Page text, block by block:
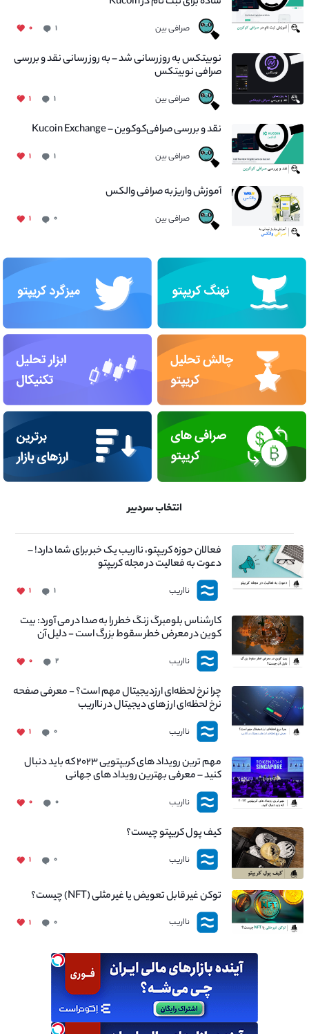
صرافی بین ۱ ۰
نوبیتکس به روزرسانی شد – به روز رسانی نقد و بررسی
صرافی نوبیتکس
صرافی بین ۱ ۱
نقد و بررسی صرافی‌کوکوین – Kucoin Exchange
صرافی بین ۱ ۱
آموزش واریز به صرافی والکس
صرافی بین ۰ ۱
انتخاب سردبیر
فعالان حوزه کریپتو، نااریب یک خبر برای شما دارد! –
دعوت به فعالیت در مجله کریپتو
نااریب ۱ ۱
کارشناس بلومبرگ زنگ خطر را به صدا در می آورد: بیت
کوین در معرض خطر سقوط بزرگ است - دلیل آن
چیست؟
نااریب ۲ ۰
چرا نرخ لحظه‌ای ارزدیجیتال مهم است؟ - معرفی صفحه
نرخ لحظه‌ای ارز های دیجیتال در نااریب
نااریب ۰ ۱
مهم ترین رویداد های کریپتویی ۲۰۲۳ که باید دنبال
کنید – معرفی بهترین رویداد های جهانی
نااریب ۰ ۰
کیف پول کریپتو چیست؟
نااریب ۰ ۱
توکن غیر قابل تعویض یا غیر مثلی (NFT) چیست؟
نااریب ۰ ۱